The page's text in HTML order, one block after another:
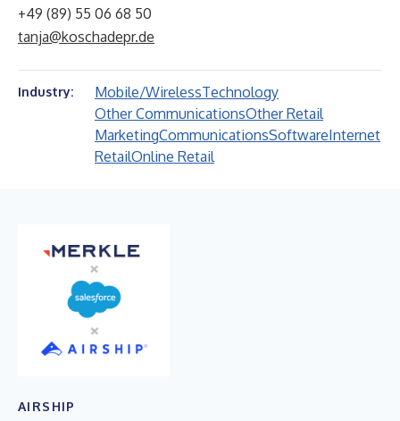
+49 (89) 55 06 68 50
tanja@koschadepr.de
Industry: Mobile/WirelessTechnology
Other CommunicationsOther Retail
MarketingCommunicationsSoftwareInternet
RetailOnline Retail
AIRSHIP